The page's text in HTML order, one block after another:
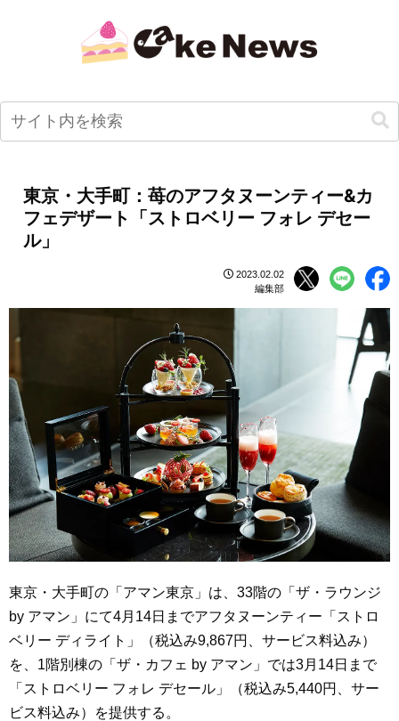
東京・大手町：苺のアフタヌーンティー&カ
フェデザート「ストロベリー フォレ デセー
ル」
2023.02.02
編集部
東京・大手町の「アマン東京」は、33階の「ザ・ラウンジ
by アマン」にて4月14日までアフタヌーンティー「ストロ
ベリー ディライト」（税込み9,867円、サービス料込み）
を、1階別棟の「ザ・カフェ by アマン」では3月14日まで
「ストロベリー フォレ デセール」（税込み5,440円、サー
ビス料込み）を提供する。